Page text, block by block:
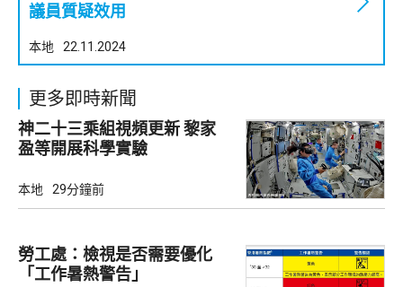
議員質疑效用
本地 22.11.2024
更多即時新聞
神二十三乘組視頻更新 黎家
盈等開展科學實驗
本地 29分鐘前
勞工處：檢視是否需要優化
「工作暑熱警告」